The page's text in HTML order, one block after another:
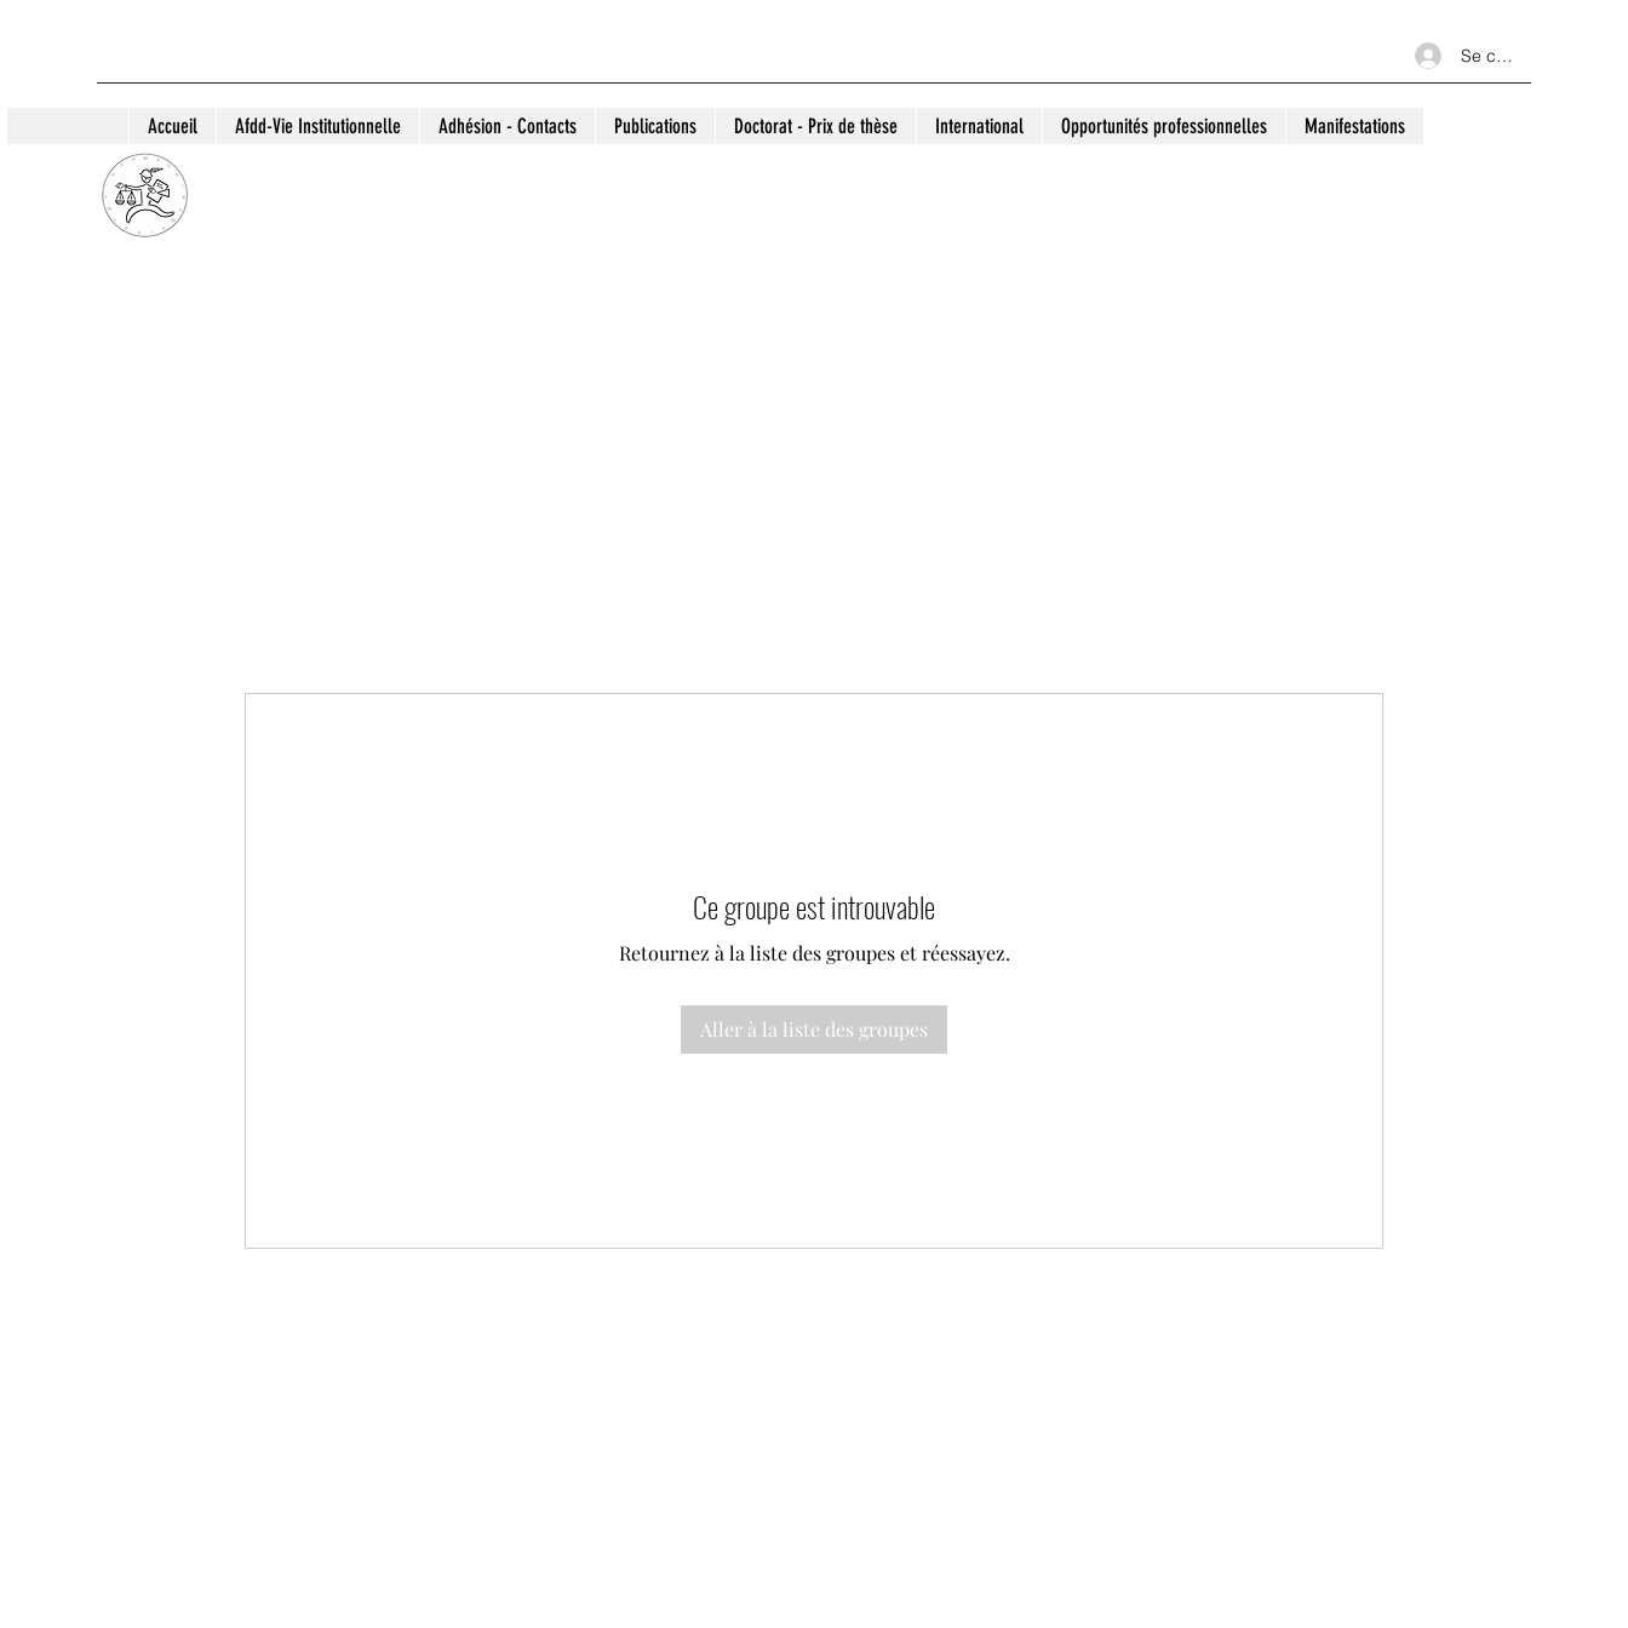
Se connecter
Accueil Afdd-Vie Institutionnelle Adhésion - Contacts Publications Doctorat - Prix de thèse International Opportunités professionnelles Manifestations
Ce groupe est introuvable
Retournez à la liste des groupes et réessayez.
Aller à la liste des groupes